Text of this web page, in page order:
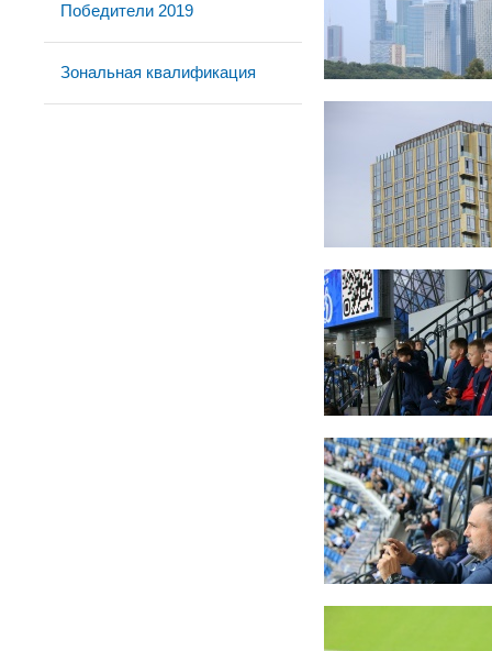
Победители 2019
Зональная квалификация